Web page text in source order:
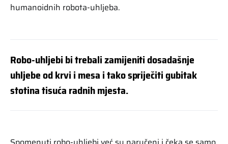
humanoidnih robota-uhljeba.
Robo-uhljebi bi trebali zamijeniti dosadašnje
uhljebe od krvi i mesa i tako spriječiti gubitak
stotina tisuća radnih mjesta.